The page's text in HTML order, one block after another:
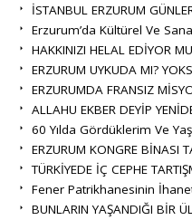
İSTANBUL ERZURUM
Erzurum’da Kültürel Ve
HAKKINIZI HELAL EDİYOR
ERZURUM UYKUDA MI?
ERZURUMDA FRANSIZ
ALLAHU EKBER DEYİP
60 Yılda Gördüklerim Ve
ERZURUM KONGRE BİNASI
TÜRKİYEDE İÇ CEPHE
Fener Patrikhanesinin
BUNLARIN YAŞANDIĞI BİR